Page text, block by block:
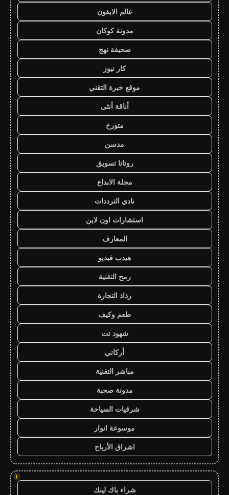
عالم الايفون
مدونة كوكان
صحيفة نهج
كار نيوز
موقع خبرة التقني
أناقة أنثى
متورخ
مدسن
روتانا تسويق
مجلة الابداع
نادي الترددات
استشارات اون لاين
المعارف
هيدب فيديو
رمح التقنية
رذاذ التجارة
طعم وكيف
شهود نت
أركاني
مباشر التقنية
مدونة صحبة
شرقيات السياحة
موسوعة انوار
اشراق الأرباح
!
شراء باك لينك